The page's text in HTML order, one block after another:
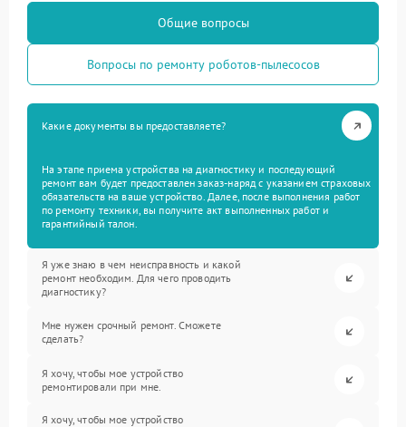
Общие вопросы
Вопросы по ремонту роботов-пылесосов
Какие документы вы предоставляете?
На этапе приема устройства на диагностику и последующий
ремонт вам будет предоставлен заказ-наряд с указанием страховых
обязательств на ваше устройство. Далее, после выполнения работ
по ремонту техники, вы получите акт выполненных работ и
гарантийный талон.
Я уже знаю в чем неисправность и какой
ремонт необходим. Для чего проводить
диагностику?
Мне нужен срочный ремонт. Сможете
сделать?
Я хочу, чтобы мое устройство
ремонтировали при мне.
Я хочу, чтобы мое устройство